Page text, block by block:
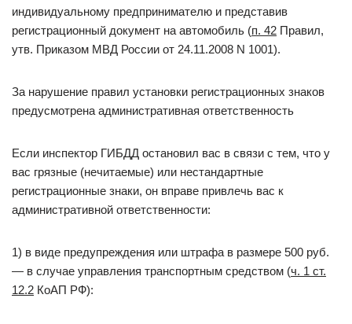
индивидуальному предпринимателю и представив
регистрационный документ на автомобиль (п. 42 Правил,
утв. Приказом МВД России от 24.11.2008 N 1001).
За нарушение правил установки регистрационных знаков
предусмотрена административная ответственность
Если инспектор ГИБДД остановил вас в связи с тем, что у
вас грязные (нечитаемые) или нестандартные
регистрационные знаки, он вправе привлечь вас к
административной ответственности:
1) в виде предупреждения или штрафа в размере 500 руб.
— в случае управления транспортным средством (ч. 1 ст.
12.2 КоАП РФ):